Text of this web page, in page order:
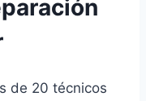
de 20 técnicos